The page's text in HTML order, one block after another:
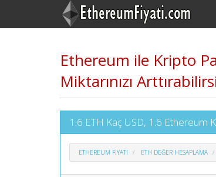
Ethereum ile Kripto
Miktarınızı
1.6 ETH Kaç USD, 1.6 Ethereum
ETHEREUM FIYATI ETH DEĞER HESAPLAMA